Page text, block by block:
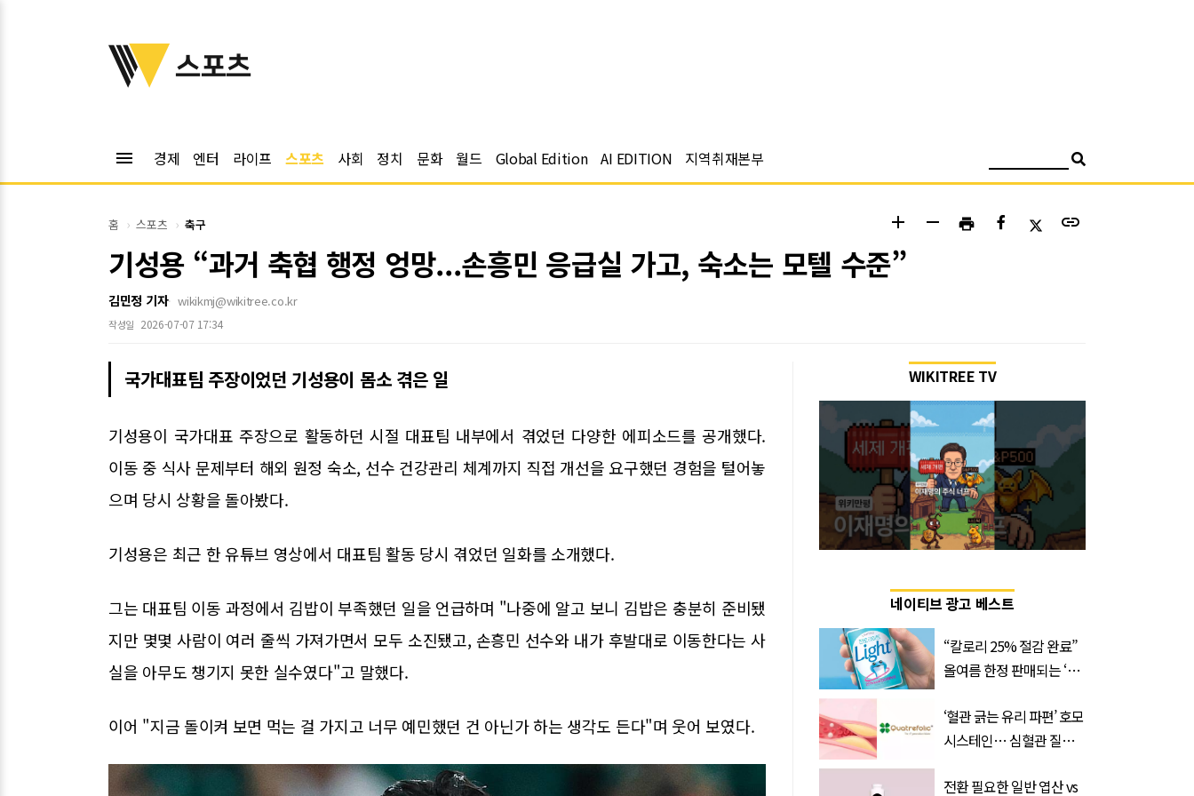
위키트리
스포츠
menu 경제 엔터 라이프 스포츠 사회 정치 문화 월드 Global Edition AI EDITION 지역취재본부
홈 스포츠 축구 add remove print link
기성용 “과거 축협 행정 엉망...손흥민 응급실 가고, 숙소는 모텔 수준”
김민정 기자 wikikmj@wikitree.co.kr
작성일 2026-07-07 17:34
국가대표팀 주장이었던 기성용이 몸소 겪은 일
기성용이 국가대표 주장으로 활동하던 시절 대표팀 내부에서 겪었던 다양한 에피소드를 공개했다.
이동 중 식사 문제부터 해외 원정 숙소, 선수 건강관리 체계까지 직접 개선을 요구했던 경험을 털어놓
으며 당시 상황을 돌아봤다.
기성용은 최근 한 유튜브 영상에서 대표팀 활동 당시 겪었던 일화를 소개했다.
그는 대표팀 이동 과정에서 김밥이 부족했던 일을 언급하며 "나중에 알고 보니 김밥은 충분히 준비됐
지만 몇몇 사람이 여러 줄씩 가져가면서 모두 소진됐고, 손흥민 선수와 내가 후발대로 이동한다는 사
실을 아무도 챙기지 못한 실수였다"고 말했다.
이어 "지금 돌이켜 보면 먹는 걸 가지고 너무 예민했던 건 아닌가 하는 생각도 든다"며 웃어 보였다.
WIKITREE TV
네이티브 광고 베스트
“칼로리 25% 절감 완료”
올여름 한정 판매되는 ‘최
‘혈관 긁는 유리 파편’ 호모
시스테인… 심혈관 질환
전환 필요한 일반 엽산 vs